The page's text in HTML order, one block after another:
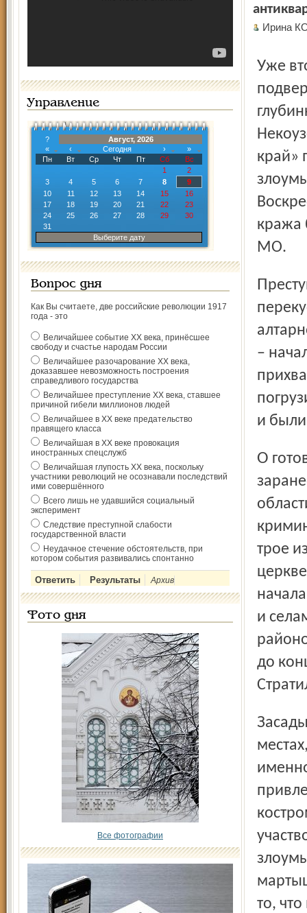
Управление
?
Август, 2026
«
‹ Сегодня ›
»
Пн
Вт Ср Чт Пт Сб
Вс
1
2
3
4 5 6 7 8
9
10
11 12 13 14 15
16
17
18 19 20 21 22
23
24
25 26 27 28 29
30
31
Выберите дату
Вопрос дня
Как Вы считаете, две российские революции 1917
года - это
Величайшее событие ХХ века, принёсшее
свободу и счастье народам России
Величайшее разочарование ХХ века,
доказавшее невозможность построения
справедливого государства
Величайшее преступление ХХ века, ставшее
причиной гибели миллионов людей
Величайшее в ХХ веке предательство
правящего класса
Величайшая в ХХ веке провокация
иностранных спецслужб
Величайшая глупость ХХ века, поскольку
участники революций не осознавали последствий
ими совершённого
Всего лишь не удавшийся социальный
эксперимент
Следствие преступной слабости
государственной власти
Неудачное стечение обстоятельств, при
котором события развивались спонтанно
Архив
Фото дня
Все фотографии
Ирина
Уже второй раз за этот месяц воровским набегам
край»
кража
МО.
Преступники проникли в церковь под покровом темноты,
–
и
О готовящемся преступлении оперативники знали
трое
и
до
Засады были организованы одновременно в нескольких
то,